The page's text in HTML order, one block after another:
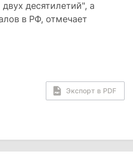
десятилетий", а
в РФ, отмечает
Экспорт в PDF